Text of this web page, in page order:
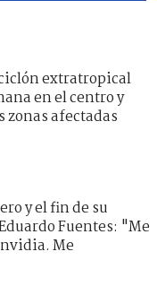
extratropical
en el centro y
zonas afectadas
y el fin de su
Fuentes: "Me
Me